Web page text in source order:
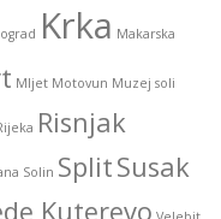
Krka Makarska
Mljet Motovun Muzej soli
Risnjak
Solin SplitSusak
Kuterevo